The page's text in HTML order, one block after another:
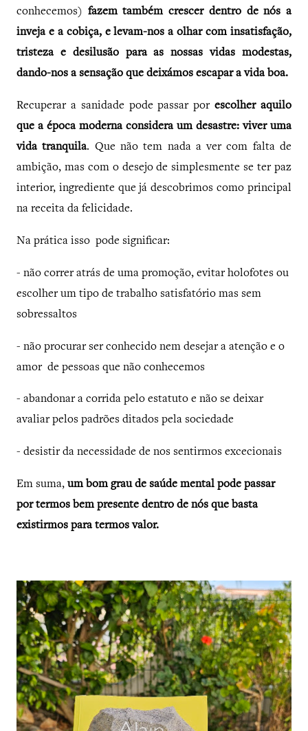
conhecemos) fazem também crescer dentro de nós a
inveja e a cobiça, e levam-nos a olhar com insatisfação,
tristeza e desilusão para as nossas vidas modestas,
dando-nos a sensação que deixámos escapar a vida boa.
Recuperar a sanidade pode passar porescolher aquilo
que a época moderna considera um desastre: viver uma
vida tranquila. Que não tem nada a ver com falta de
ambição, mas com o desejo de simplesmente se ter paz
interior, ingrediente que já descobrimos como principal
na receita da felicidade.
Na prática isso pode significar:
- não correr atrás de uma promoção, evitar holofotes ou
escolher um tipo de trabalho satisfatório mas sem
sobressaltos
- não procurar ser conhecido nem desejar a atenção e o
amor de pessoas que não conhecemos
- abandonar a corrida pelo estatuto e não se deixar
avaliar pelos padrões ditados pela sociedade
- desistir da necessidade de nos sentirmos excecionais
Em suma, um bom grau de saúde mental pode passar
por termos bem presente dentro de nós que basta
existirmos para termos valor.